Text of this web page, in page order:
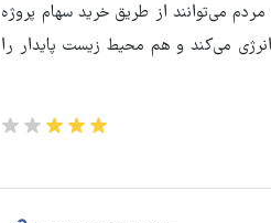
می‌توانند از طریق خرید سهام پروژه
می‌کند و هم محیط زیست پایدار را